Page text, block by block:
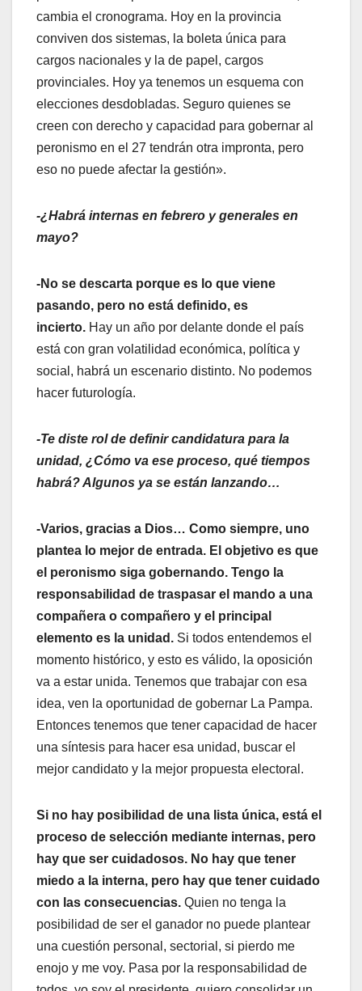
cambia el cronograma. Hoy en la provincia
conviven dos sistemas, la boleta única para
cargos nacionales y la de papel, cargos
provinciales. Hoy ya tenemos un esquema con
elecciones desdobladas. Seguro quienes se
creen con derecho y capacidad para gobernar al
peronismo en el 27 tendrán otra impronta, pero
eso no puede afectar la gestión».
-¿Habrá internas en febrero y generales en
mayo?
-No se descarta porque es lo que viene
pasando, pero no está definido, es
incierto. Hay un año por delante donde el país
está con gran volatilidad económica, política y
social, habrá un escenario distinto. No podemos
hacer futurología.
-Te diste rol de definir candidatura para la
unidad, ¿Cómo va ese proceso, qué tiempos
habrá? Algunos ya se están lanzando…
-Varios, gracias a Dios… Como siempre, uno
plantea lo mejor de entrada. El objetivo es que
el peronismo siga gobernando. Tengo la
responsabilidad de traspasar el mando a una
compañera o compañero y el principal
elemento es la unidad. Si todos entendemos el
momento histórico, y esto es válido, la oposición
va a estar unida. Tenemos que trabajar con esa
idea, ven la oportunidad de gobernar La Pampa.
Entonces tenemos que tener capacidad de hacer
una síntesis para hacer esa unidad, buscar el
mejor candidato y la mejor propuesta electoral.
Si no hay posibilidad de una lista única, está el
proceso de selección mediante internas, pero
hay que ser cuidadosos. No hay que tener
miedo a la interna, pero hay que tener cuidado
con las consecuencias. Quien no tenga la
posibilidad de ser el ganador no puede plantear
una cuestión personal, sectorial, si pierdo me
enojo y me voy. Pasa por la responsabilidad de